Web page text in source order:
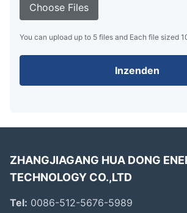
Choose Files
You can upload up to 5 files and Each file sized
Inzenden
ZHANGJIAGANG HUA DONG
TECHNOLOGY CO.,LTD
Tel: 0086-512-5676-5989